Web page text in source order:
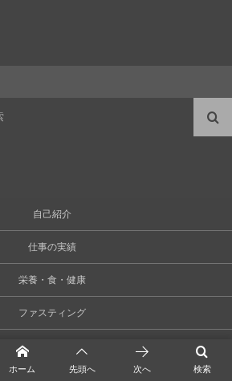
自己紹介
仕事の実績
栄養・食・健康
ファスティング
検索
ホーム 先頭へ 次へ